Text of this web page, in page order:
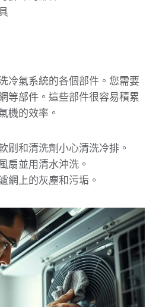
冷氣系統的各個部件。您需要
等部件。這些部件很容易積累
機的效率。
刷和清洗劑小心清洗冷排。
扇並用清水沖洗。
網上的灰塵和污垢。